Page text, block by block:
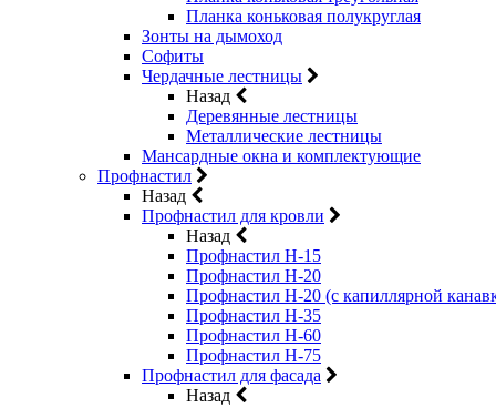
Планка коньковая полукруглая
Зонты на дымоход
Софиты
Чердачные лестницы
Назад
Деревянные лестницы
Металлические лестницы
Мансардные окна и комплектующие
Профнастил
Назад
Профнастил для кровли
Назад
Профнастил Н-15
Профнастил Н-20
Профнастил Н-20 (с капиллярной
Профнастил Н-35
Профнастил Н-60
Профнастил Н-75
Профнастил для фасада
Назад